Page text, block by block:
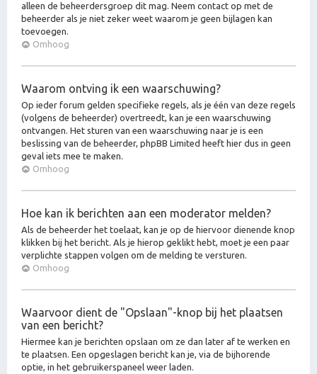
alleen de beheerdersgroep dit mag. Neem contact op met de
beheerder als je niet zeker weet waarom je geen bijlagen kan
toevoegen.
Omhoog
Waarom ontving ik een waarschuwing?
Op ieder forum gelden specifieke regels, als je één van deze regels
(volgens de beheerder) overtreedt, kan je een waarschuwing
ontvangen. Het sturen van een waarschuwing naar je is een
beslissing van de beheerder, phpBB Limited heeft hier dus in geen
geval iets mee te maken.
Omhoog
Hoe kan ik berichten aan een moderator melden?
Als de beheerder het toelaat, kan je op de hiervoor dienende knop
klikken bij het bericht. Als je hierop geklikt hebt, moet je een paar
verplichte stappen volgen om de melding te versturen.
Omhoog
Waarvoor dient de "Opslaan"-knop bij het plaatsen
van een bericht?
Hiermee kan je berichten opslaan om ze dan later af te werken en
te plaatsen. Een opgeslagen bericht kan je, via de bijhorende
optie, in het gebruikerspaneel weer laden.